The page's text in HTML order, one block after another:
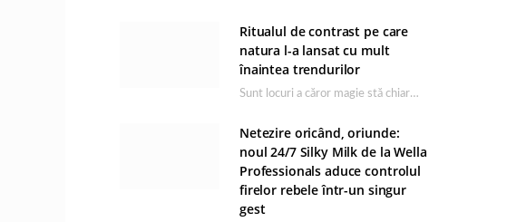
Ritualul de contrast pe care
natura l-a lansat cu mult
înaintea trendurilor
Sunt locuri a căror magie stă chiar în firea lor naturală, iar Lacul Ursu din…
Netezire oricând, oriunde:
noul 24/7 Silky Milk de la Wella
Professionals aduce controlul
firelor rebele într-un singur
gest